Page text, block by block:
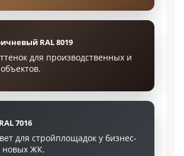
RAL 8019
для производственных и
7016
для стройплощадок у бизнес-
новых ЖК.